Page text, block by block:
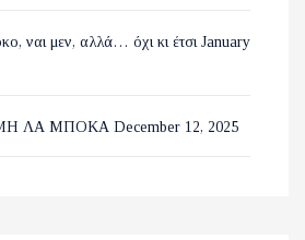
ναι μεν, αλλά… όχι κι έτσι January
ΛΑ ΜΠΟΚΑ December 12, 2025